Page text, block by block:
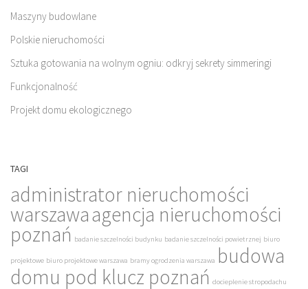
Maszyny budowlane
Polskie nieruchomości
Sztuka gotowania na wolnym ogniu: odkryj sekrety simmeringi
Funkcjonalność
Projekt domu ekologicznego
TAGI
administrator nieruchomości
warszawaagencja nieruchomości
poznań badanie szczelności budynku badanie szczelności powietrznej biuro
projektowe biuro projektowe warszawa bramy ogrodzenia warszawa budowa
domu pod klucz poznań docieplenie stropodachu